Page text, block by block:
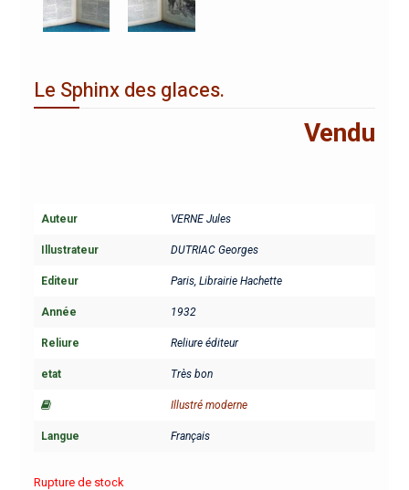
Le Sphinx des glaces.
Vendu
Auteur VERNE Jules
Illustrateur DUTRIAC Georges
Editeur Paris, Librairie Hachette
Année 1932
Reliure Reliure éditeur
etat Très bon
Illustré moderne
Langue Français
Rupture de stock